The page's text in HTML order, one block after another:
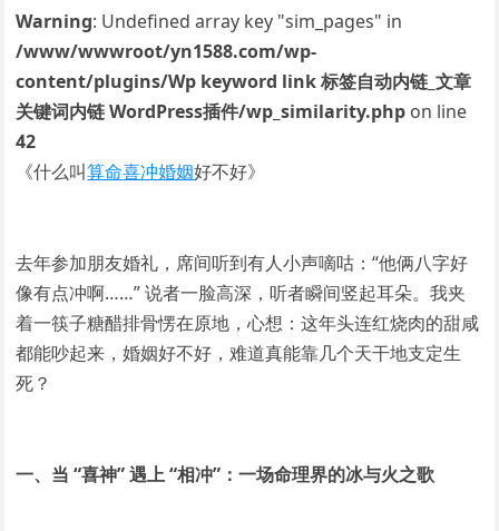
Warning: Undefined array key "sim_pages" in
/www/wwwroot/yn1588.com/wp-
content/plugins/Wp keyword link 标签自动内链_文章
关键词内链 WordPress插件/wp_similarity.php on line
42
《什么叫算命喜冲婚姻好不好》
去年参加朋友婚礼，席间听到有人小声嘀咕：“他俩八字好
像有点冲啊……” 说者一脸高深，听者瞬间竖起耳朵。我夹
着一筷子糖醋排骨愣在原地，心想：这年头连红烧肉的甜咸
都能吵起来，婚姻好不好，难道真能靠几个天干地支定生
死？
一、当 “喜神” 遇上 “相冲”：一场命理界的冰与火之歌